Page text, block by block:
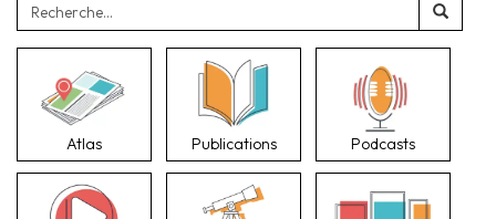
Atlas Publications Podcasts